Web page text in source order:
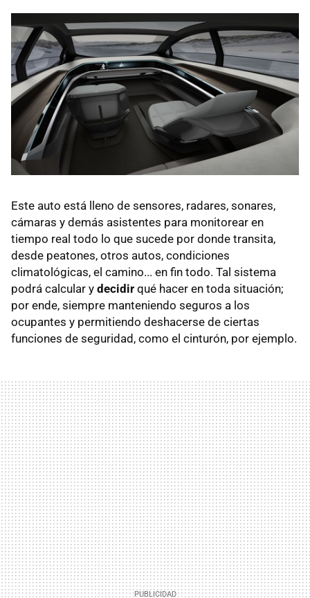
Este auto está lleno de sensores, radares, sonares,
cámaras y demás asistentes para monitorear en
tiempo real todo lo que sucede por donde transita,
desde peatones, otros autos, condiciones
climatológicas, el camino... en fin todo. Tal sistema
podrá calcular y decidir qué hacer en toda situación;
por ende, siempre manteniendo seguros a los
ocupantes y permitiendo deshacerse de ciertas
funciones de seguridad, como el cinturón, por ejemplo.